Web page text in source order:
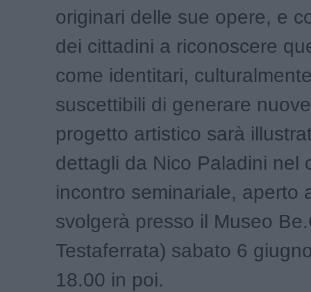
originari delle sue opere, e
dei cittadini a riconoscere
come identitari,
suscettibili di generare
progetto artistico sarà
dettagli da Nico Paladini nel
incontro seminariale, aperto
svolgerà presso il Museo
Testaferrata) sabato 6
18.00 in poi.